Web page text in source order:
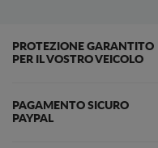
PROTEZIONE GARANTITO
PER IL VOSTRO VEICOLO
PAGAMENTO SICURO
PAYPAL